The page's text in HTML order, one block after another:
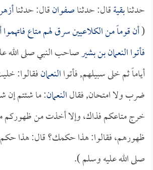
حدثنابقيةقال: حدثناصفوانقال: حدثنا
(أن قوماً من الكلاعيين سرق لهم متاع فاتهموا
فأتواالنعمان بن بشيرصاحب النبي صلى الله
أياماً ثم خلى سبيلهم, فأتواالنعمانفقالوا:
ضرب ولا امتحان, فقالالنعمان: ما شئتم إن
خرج متاعكم فذاك، وإلا أخذت من
ظهورهم، فقالوا: هذا حكمك؟ قال: هذا
صلى الله عليه وسلم ).